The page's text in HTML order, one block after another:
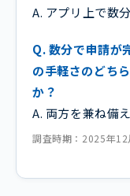
A. アプリ上で数
Q. 数分で申請が
の手軽さのどち
か？
A. 両方を兼ね備
調査時期：2025年12